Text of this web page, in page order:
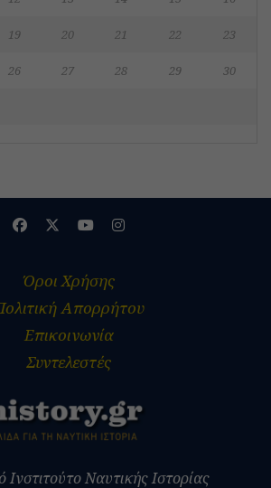
19 20 21 22 23
26 27 28 29 30
Όροι Χρήσης
Απορρήτου
Επικοινωνία
Συντελεστές
Ινστιτούτο Ναυτικής Ιστορίας